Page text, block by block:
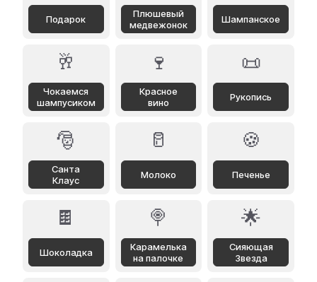
Подарок
Плюшевый
медвежонок
Шампанское
🥂
Чокаемся
шампусиком
🍷
Красное
вино
📜
Рукопись
🎅
Санта
Клаус
🥛
Молоко
🍪
Печенье
🍫
Шоколадка
🍭
Карамелька
на палочке
🌟
Сияющая
Звезда